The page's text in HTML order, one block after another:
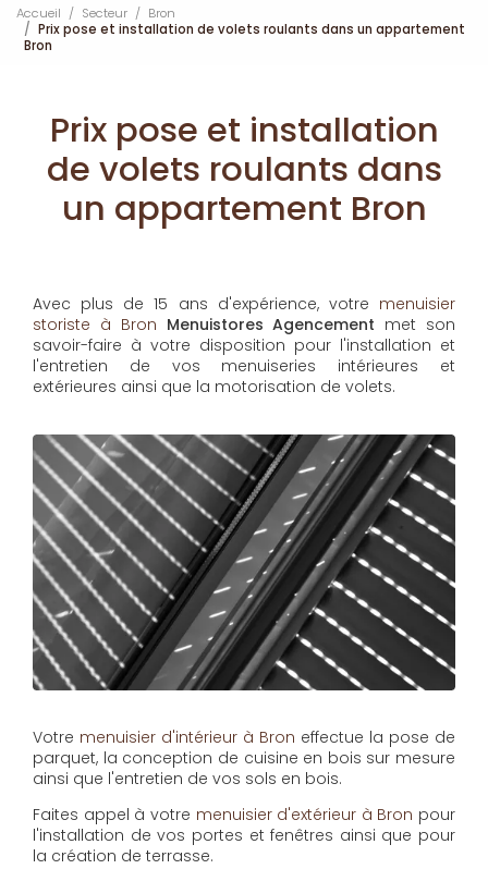
Accueil Secteur
Bron
Prix pose et installation de volets roulants dans un appartement
Bron
Prix pose et installation
de volets roulants dans
un appartement Bron
Avec plus de 15 ans d'expérience, votre menuisier
storiste à Bron Menuistores Agencement met son
savoir-faire à votre disposition pour l'installation et
l'entretien de vos menuiseries intérieures et
extérieures ainsi que la motorisation de volets.
Votre menuisier d'intérieur à Bron effectue la pose de
parquet, la conception de cuisine en bois sur mesure
ainsi que l'entretien de vos sols en bois.
Faites appel à votre menuisier d'extérieur à Bron pour
l'installation de vos portes et fenêtres ainsi que pour
la création de terrasse.